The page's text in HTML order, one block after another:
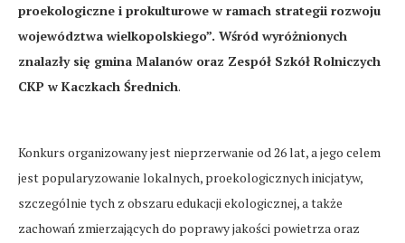
proekologiczne i prokulturowe w ramach strategii rozwoju
województwa wielkopolskiego”. Wśród wyróżnionych
znalazły się gmina Malanów oraz Zespół Szkół Rolniczych
CKP w Kaczkach Średnich.
Konkurs organizowany jest nieprzerwanie od 26 lat, a jego celem
jest popularyzowanie lokalnych, proekologicznych inicjatyw,
szczególnie tych z obszaru edukacji ekologicznej, a także
zachowań zmierzających do poprawy jakości powietrza oraz